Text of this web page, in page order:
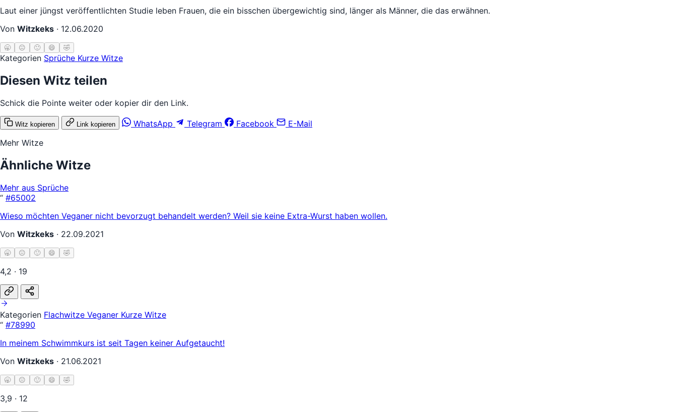
Laut einer jüngst veröffentlichten Studie leben Frauen, die ein bisschen übergewichtig sind, länger als Männer, die das erwähnen.
Von Witzkeks · 12.06.2020
🥱 😐 🙂 😄 🤣
Kategorien Sprüche Kurze Witze
Diesen Witz teilen
Schick die Pointe weiter oder kopier dir den Link.
Witz kopieren Link kopieren WhatsApp Telegram Facebook
E-Mail
Mehr Witze
Ähnliche Witze
Mehr aus Sprüche
“ #65002
Wieso möchten Veganer nicht bevorzugt behandelt werden? Weil sie keine Extra-Wurst haben wollen.
Von Witzkeks · 22.09.2021
🥱 😐 🙂 😄 🤣
4,2 · 19
Kategorien Flachwitze Veganer Kurze Witze
“ #78990
In meinem Schwimmkurs ist seit Tagen keiner Aufgetaucht!
Von Witzkeks · 21.06.2021
🥱 😐 🙂 😄 🤣
3,9 · 12